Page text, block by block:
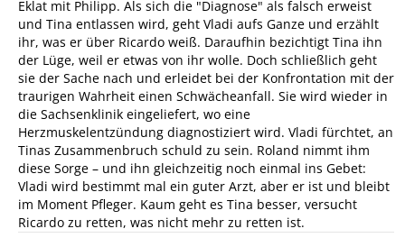
Eklat mit Philipp. Als sich die "Diagnose" als falsch erweist
und Tina entlassen wird, geht Vladi aufs Ganze und erzählt
ihr, was er über Ricardo weiß. Daraufhin bezichtigt Tina ihn
der Lüge, weil er etwas von ihr wolle. Doch schließlich geht
sie der Sache nach und erleidet bei der Konfrontation mit der
traurigen Wahrheit einen Schwächeanfall. Sie wird wieder in
die Sachsenklinik eingeliefert, wo eine
Herzmuskelentzündung diagnostiziert wird. Vladi fürchtet, an
Tinas Zusammenbruch schuld zu sein. Roland nimmt ihm
diese Sorge – und ihn gleichzeitig noch einmal ins Gebet:
Vladi wird bestimmt mal ein guter Arzt, aber er ist und bleibt
im Moment Pfleger. Kaum geht es Tina besser, versucht
Ricardo zu retten, was nicht mehr zu retten ist.